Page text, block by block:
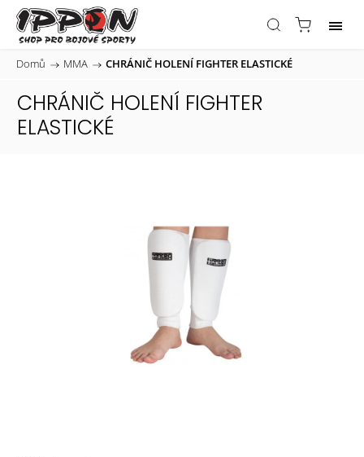
Domů / MMA / CHRÁNIČ HOLENÍ FIGHTER ELASTICKÉ
CHRÁNIČ HOLENÍ FIGHTER
ELASTICKÉ